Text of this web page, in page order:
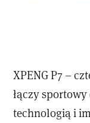
XPENG P7 –
łączy
technologią i